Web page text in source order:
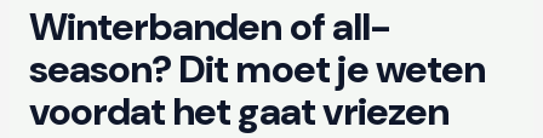
Winterbanden of all-
season? Dit moet je weten
voordat het gaat vriezen